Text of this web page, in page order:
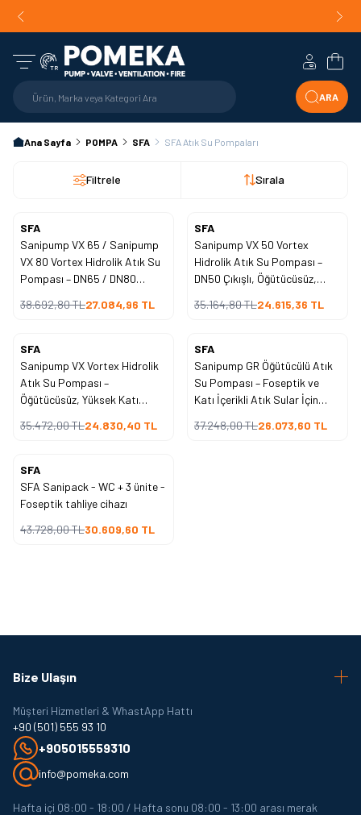
TR
ARA
Hesabım
Ana Sayfa POMPA SFA SFA Atık Su Pompaları
Filtrele Sırala
Yeni
%30
SFA
Sanipump VX 65 / Sanipump
VX 80 Vortex Hidrolik Atık Su
Pompası – DN65 / DN80
Katı Geçişli Profesyonel
38.692,80TL27.084,96 TL
Yeni
%30
SFA
Sanipump VX 50 Vortex
Hidrolik Atık Su Pompası –
DN50 Çıkışlı, Öğütücüsüz,
Profesyonel Tahliye Çözümü
35.164,80TL24.615,36 TL
Yeni
%30
SFA
Sanipump VX Vortex Hidrolik
Atık Su Pompası –
Öğütücüsüz, Yüksek Katı
Çözümü
35.472,00TL24.830,40 TL
Yeni
%30
SFA
Sanipump GR Öğütücülü Atık
Su Pompası – Foseptik ve
Katı İçerikli Atık Sular İçin
37.248,00TL26.073,60 TL
Yeni
% 30
SFA
SFA Sanipack - WC + 3 ünite -
Foseptik tahliye cihazı
43.728,00TL30.609,60 TL
Bize Ulaşın
Müşteri Hizmetleri & WhastApp Hattı
+90 (501) 555 93 10
+905015559310
info@pomeka.com
Hafta içi 08:00 - 18:00 / Hafta sonu 08:00 - 13:00 arası merak